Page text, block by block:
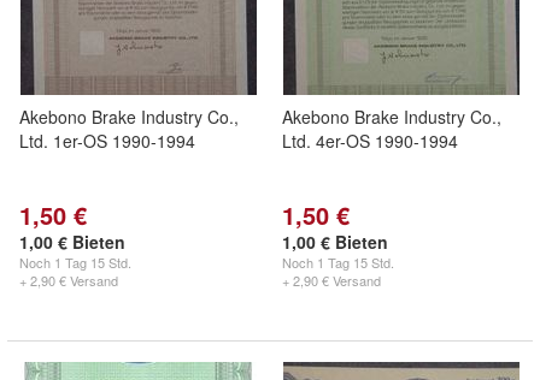
Akebono Brake Industry Co.,
Ltd. 1er-OS 1990-1994
1,50 €
1,00 € Bieten
Noch 1 Tag 15 Std.
+ 2,90 € Versand
Akebono Brake Industry Co.,
Ltd. 4er-OS 1990-1994
1,50 €
1,00 € Bieten
Noch 1 Tag 15 Std.
+ 2,90 € Versand